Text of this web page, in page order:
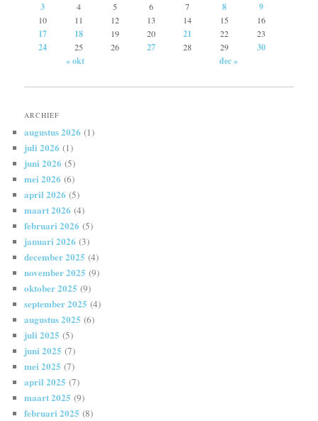
3 4 5 6 7 8 9
10 11 12 13 14 15 16
17 18 19 20 21 22 23
24 25 26 27 28 29
30
« okt
dec »
ARCHIEF
augustus 2026 (1)
juli 2026 (1)
juni 2026 (5)
mei 2026 (6)
april 2026 (5)
maart 2026 (4)
februari 2026 (5)
januari 2026 (3)
december 2025 (4)
november 2025 (9)
oktober 2025 (9)
september 2025 (4)
augustus 2025 (6)
juli 2025 (5)
juni 2025 (7)
mei 2025 (7)
april 2025 (7)
maart 2025 (9)
februari 2025 (8)